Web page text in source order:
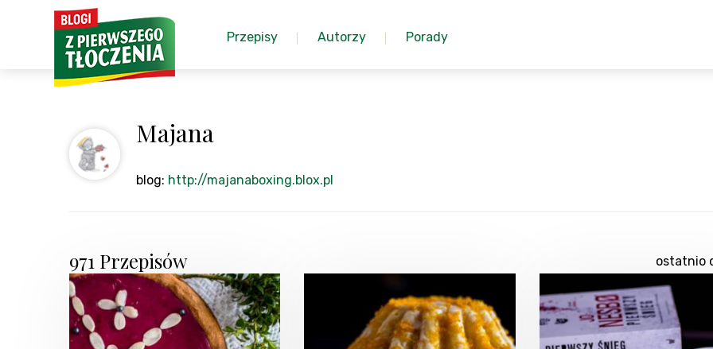
Przepisy Autorzy Porady
Majana
blog: http://majanaboxing.blox.pl
971 Przepisów ostatnio